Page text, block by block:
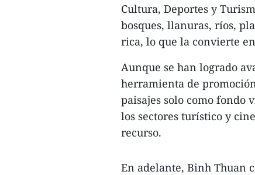
Cultura, Deportes y
bosques, llanuras, ríos,
rica, lo que la convierte
Aunque se han logrado
herramienta de
paisajes solo como fondo
los sectores turístico y
recurso.
En adelante, Binh Thuan